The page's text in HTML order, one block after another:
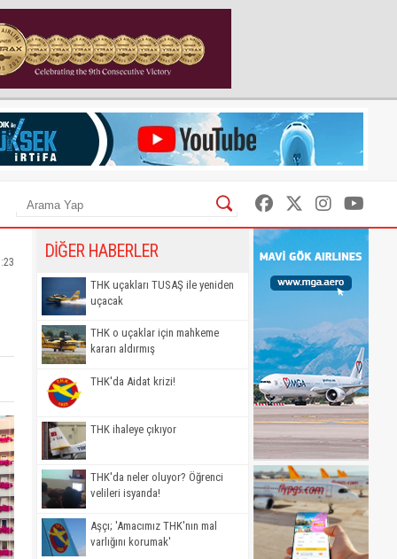
DİĞER HABERLER
THK uçakları TUSAŞ ile yeniden
uçacak
THK o uçaklar için mahkeme
kararı aldırmış
THK'da Aidat krizi!
THK ihaleye çıkıyor
THK'da neler oluyor? Öğrenci
velileri isyanda!
Aşçı; 'Amacımız THK'nın mal
varlığını korumak'